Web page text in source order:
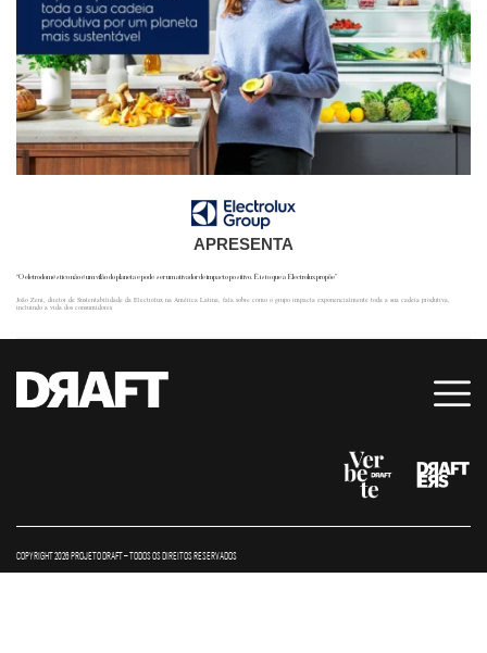
APRESENTA
“O eletrodoméstico não é um vilão do planeta e pode ser um ativador de impacto positivo. É isto que a Electrolux propõe”
João Zeni, diretor de Sustentabilidade da Electrolux na América Latina, fala sobre como o grupo impacta exponencialmente toda a sua cadeia produtiva,
incluindo a vida dos consumidores
COPYRIGHT 2026 PROJETO DRAFT – TODOS OS DIREITOS RESERVADOS